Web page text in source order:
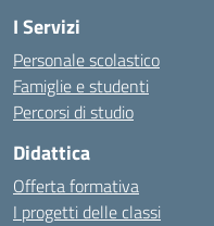
I Servizi
Personale scolastico
Famiglie e studenti
Percorsi di studio
Didattica
Offerta formativa
I progetti delle classi